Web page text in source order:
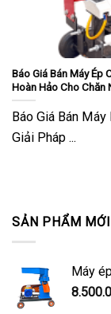
SẢN PHẨM MỚI
Máy
Báo Giá Bán Máy Ép
Hoàn Hảo Cho Chăn
Báo Giá Bán
Giải Pháp ...